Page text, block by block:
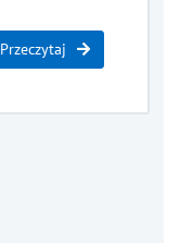
Przeczytaj